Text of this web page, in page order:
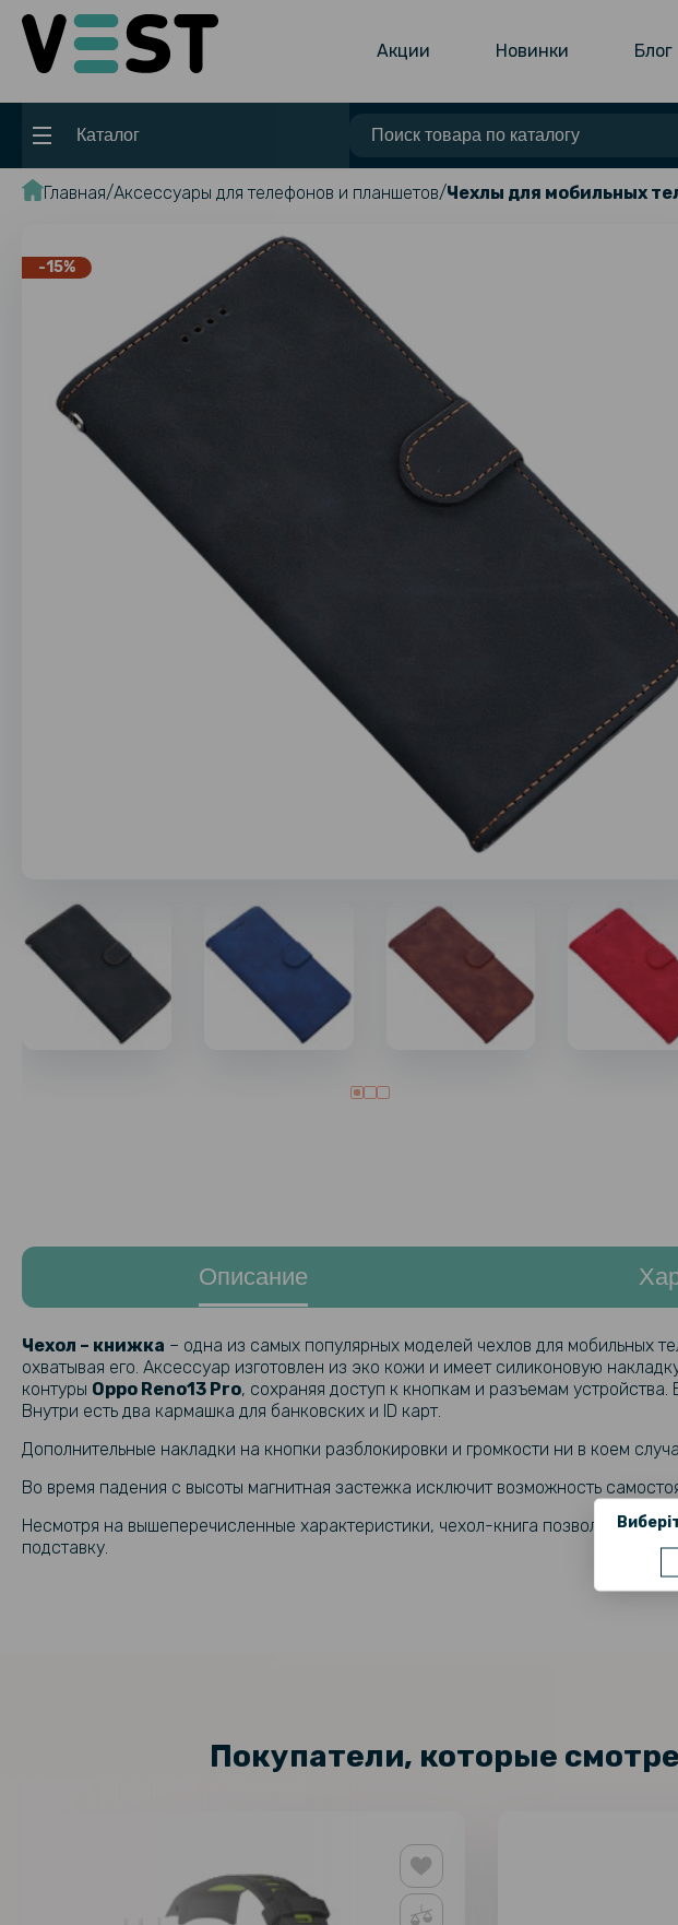
Акции Новинки Блог
Каталог
Главная Аксессуары для телефонов и планшетов Чехлы для мобильных
-15%
Описание
Чехол – книжка – одна из самых популярных моделей чехлов для мобильных
охватывая его. Аксессуар изготовлен из эко кожи и имеет силиконовую
контуры Oppo Reno13 Pro, сохраняя доступ к кнопкам и разъемам
Внутри есть два кармашка для банковских и ID карт.
Дополнительные накладки на кнопки разблокировки и громкости ни в коем
Во время падения с высоты магнитная застежка исключит возможность
Несмотря на вышеперечисленные характеристики, чехол-книга позволяет
подставку.
Покупатели, которые